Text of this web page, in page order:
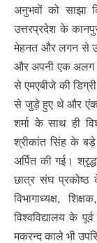
अनुभवों को साझा
उत्तरप्रदेश के
मेहनत और लगन से
और अपनी एक अलग
से एमएबीजे की
से जुड़े हुए थे और एंकर
शर्मा के साथ ही
श्रीकांत सिंह के बड़े
अर्पित की गई।
छात्र संघ प्रकोष्ठ
विभागाध्यक्ष,
विश्वविद्यालय के
मकरन्द काले भी